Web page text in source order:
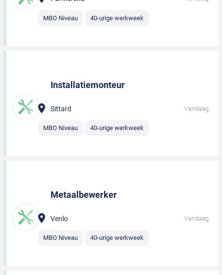
MBO Niveau 40-urige werkweek
Installatiemonteur
Sittard Vandaag
MBO Niveau 40-urige werkweek
Metaalbewerker
Venlo Vandaag
MBO Niveau 40-urige werkweek